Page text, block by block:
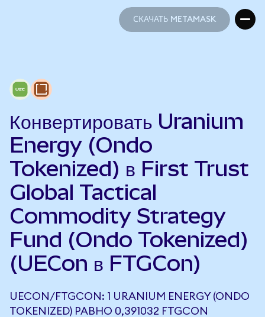
СКАЧАТЬ METAMASK
Конвертировать Uranium
Energy (Ondo
Tokenized) в First Trust
Global Tactical
Commodity Strategy
Fund (Ondo Tokenized)
(UECon в FTGCon)
UECON/FTGCON: 1 URANIUM ENERGY (ONDO
TOKENIZED) РАВНО 0,391032 FTGCON